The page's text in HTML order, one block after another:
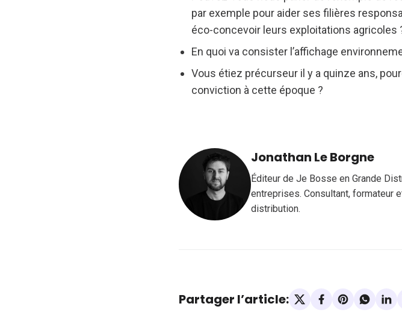
par exemple pour aider ses filières
éco-concevoir leurs exploitations agricoles
En quoi va consister l’affichage
Vous étiez précurseur il y a quinze ans,
conviction à cette époque ?
Jonathan Le Borgne
Éditeur de Je Bosse en Grande
entreprises. Consultant, formateur
distribution.
Partager l’article: